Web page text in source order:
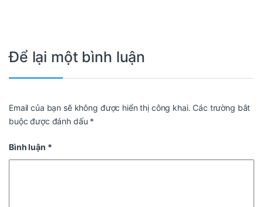
Để lại một bình luận
Email của bạn sẽ không được hiển thị công khai. Các trường bắt
buộc được đánh dấu *
Bình luận *